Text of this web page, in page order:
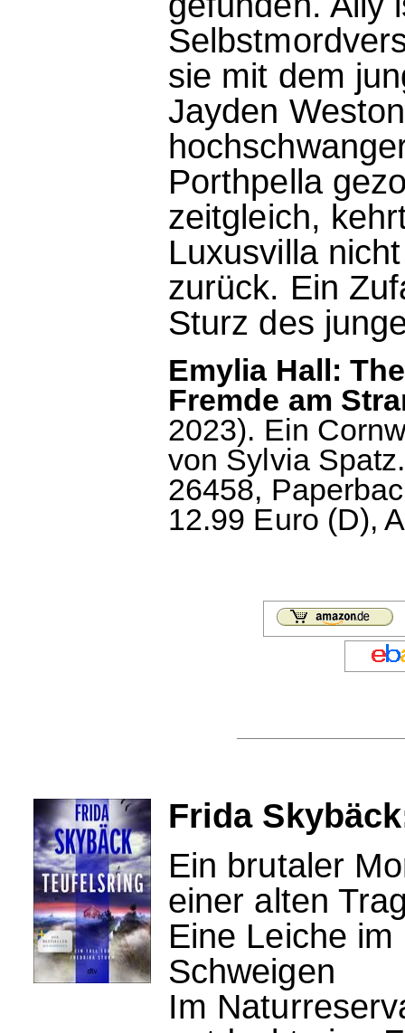
sie mit dem
Jayden
Porthpella
zeitgleich,
Luxusvilla
zurück. Ein
Sturz des
Emylia Hall:
Fremde am
2023). Ein
von Sylvia
26458,
12.99 Euro (D),
Frida
Ein brutaler
einer alten
Eine Leiche
Schweigen
Im